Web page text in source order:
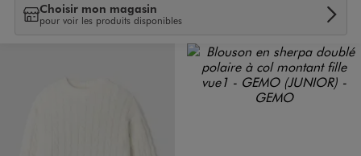
Choisir mon magasin
pour voir les produits disponibles